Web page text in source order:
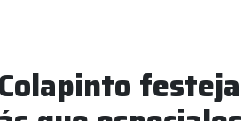
festeja